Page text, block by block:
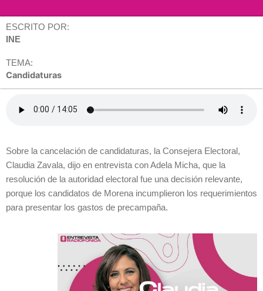
ESCRITO POR:
INE
TEMA:
Candidaturas
Sobre la cancelación de candidaturas, la Consejera Electoral,
Claudia Zavala, dijo en entrevista con Adela Micha, que la
resolución de la autoridad electoral fue una decisión relevante,
porque los candidatos de Morena incumplieron los requerimientos
para presentar los gastos de precampaña.